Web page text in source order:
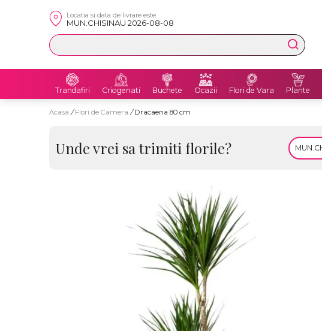
Locatia si data de livrare este
MUN.CHISINAU 2026-08-08
Trandafiri Criogenati Buchete Ocazii Flori de Vara Plante
Acasa / Flori de Camera / Dracaena 80 cm
Unde vrei sa trimiti florile?